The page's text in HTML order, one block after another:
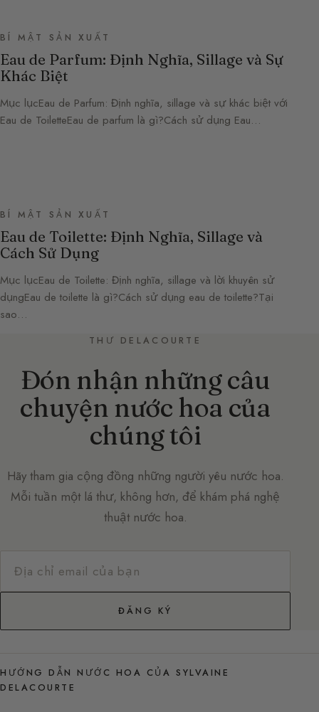
BÍ MẬT SẢN XUẤT
Eau de Parfum: Định Nghĩa, Sillage và Sự
Khác Biệt
Mục lụcEau de Parfum: Định nghĩa, sillage và sự khác biệt với
Eau de ToiletteEau de parfum là gì?Cách sử dụng Eau…
BÍ MẬT SẢN XUẤT
Eau de Toilette: Định Nghĩa, Sillage và
Cách Sử Dụng
Mục lụcEau de Toilette: Định nghĩa, sillage và lời khuyên sử
dụngEau de toilette là gì?Cách sử dụng eau de toilette?Tại
sao…
THƯ DELACOURTE
Đón nhận những câu
chuyện nước hoa của
chúng tôi
Hãy tham gia cộng đồng những người yêu nước hoa.
Mỗi tuần một lá thư, không hơn, để khám phá nghệ
thuật nước hoa.
ĐĂNG KÝ
HƯỚNG DẪN NƯỚC HOA CỦA SYLVAINE
DELACOURTE